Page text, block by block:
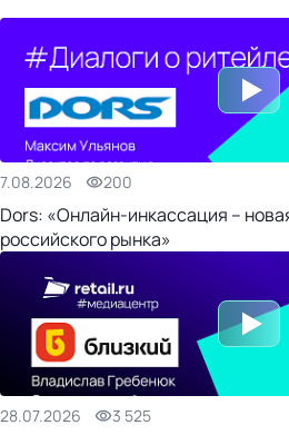
7.08.2026 200
Dors: «Онлайн-инкассация –
российского рынка»
28.07.2026 3 525